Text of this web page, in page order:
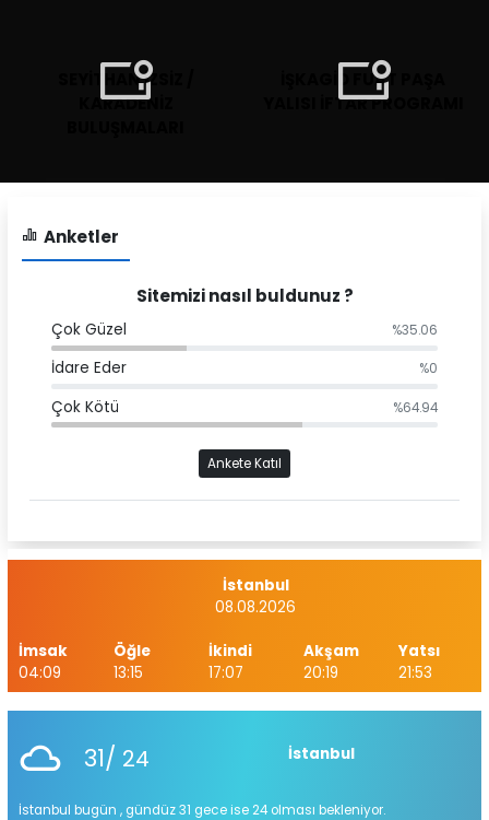
SEYİTHAN İZSİZ /
KARADENİZ
İŞKAGİD FUAT PAŞA
YALISI İFTAR PROGRAMI
Anketler
Sitemizi nasıl buldunuz ?
Çok Güzel %35.06
İdare Eder %0
Çok Kötü %64.94
Ankete Katıl
İstanbul
08.08.2026
İmsak
04:09
Öğle
13:15
İkindi
17:07
Akşam
20:19
Yatsı
21:53
31/ 24 İstanbul
İstanbul bugün , gündüz 31 gece ise 24 olması bekleniyor.